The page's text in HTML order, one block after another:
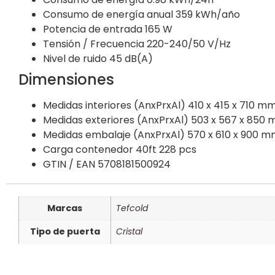
Consumo de energía anual359 kWh/año
Potencia de entrada165 W
Tensión / Frecuencia220-240/50 V/Hz
Nivel de ruido 45 dB(A)
Dimensiones
Medidas interiores (AnxPrxAl) 410 x 415 x 710
Medidas exteriores (AnxPrxAl) 503 x 567 x 850
Medidas embalaje (AnxPrxAl) 570 x 610 x 900
Carga contenedor 40ft 228 pcs
GTIN / EAN 5708181500924
Marcas
Tefcold
Tipo de puerta
Cristal